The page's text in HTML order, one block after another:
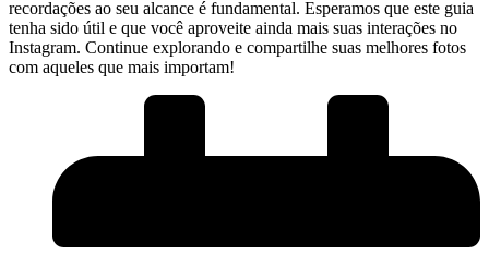
recordações ao seu alcance⁣ é fundamental. Esperamos que este guia
tenha sido útil⁤ e que você aproveite ainda mais ​suas interações ⁣no
Instagram. Continue explorando e compartilhe suas melhores fotos
com aqueles que mais⁢ importam!